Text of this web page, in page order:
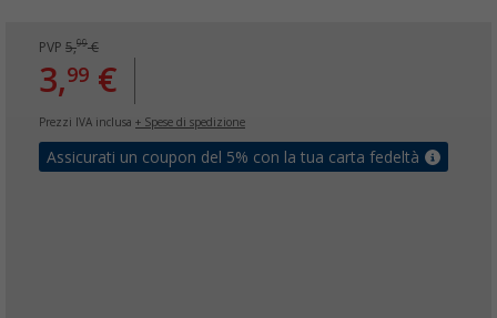
PVP 5,99€
3,99 €
Prezzi IVA inclusa + Spese di spedizione
Assicurati un coupon del 5% con la tua carta fedeltà